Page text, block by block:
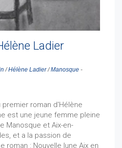
Ladier
/Hélène Ladier/Manosque -
premier roman d'Hélène
est une jeune femme pleine
Manosque et Aix-en-
et a la passion de
roman : Nouvelle lune Aix en